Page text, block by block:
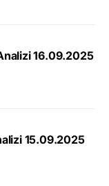
16.09.2025
15.09.2025